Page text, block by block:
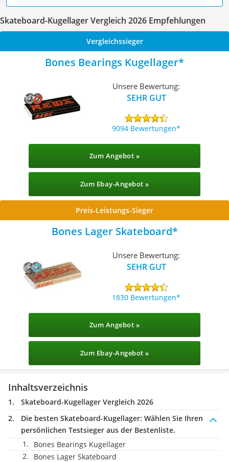
Skateboard-Kugellager Vergleich 2026 Empfehlungen
Vergleichssieger
Bones Bearings Kugellager
Unsere Bewertung:
SEHR GUT
9094 Bewertungen
Zum Angebot »
Zum Ebay-Angebot »
Preis-Leistungs-Sieger
Bones Lager Skateboard
Unsere Bewertung:
SEHR GUT
1830 Bewertungen
Zum Angebot »
Zum Ebay-Angebot »
Inhaltsverzeichnis
Skateboard-Kugellager Vergleich 2026
Die besten Skateboard-Kugellager: Wählen Sie Ihren
persönlichen Testsieger aus der Bestenliste.
Bones Bearings Kugellager
Bones Lager Skateboard